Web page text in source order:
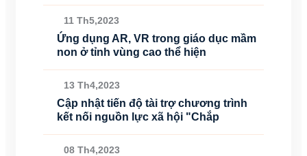
11 Th5,2023
Ứng dụng AR, VR trong giáo dục mầm
non ở tỉnh vùng cao thể hiện
13 Th4,2023
Cập nhật tiến độ tài trợ chương trình
kết nối nguồn lực xã hội "Chắp
08 Th4,2023